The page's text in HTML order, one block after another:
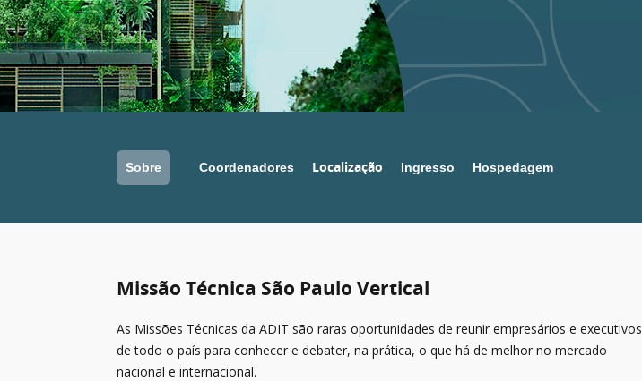
Sobre Coordenadores Localização Ingresso Hospedagem
Missão Técnica São Paulo Vertical
As Missões Técnicas da ADIT são raras oportunidades de reunir empresários e executivos
de todo o país para conhecer e debater, na prática, o que há de melhor no mercado
nacional e internacional.